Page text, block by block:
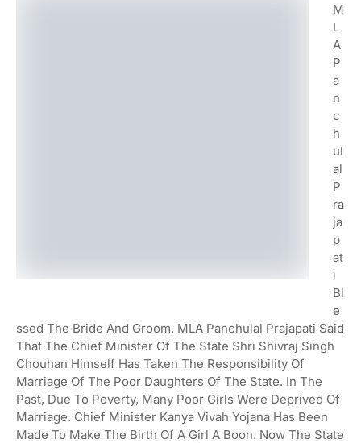
M
L
A
P
A
N
C
H
Ul
Al
P
Ra
Ja
P
At
I
Bl
E
Ssed The Bride And Groom. MLA Panchulal Prajapati Said
That The Chief Minister Of The State Shri Shivraj Singh
Chouhan Himself Has Taken The Responsibility Of
Marriage Of The Poor Daughters Of The State. In The
Past, Due To Poverty, Many Poor Girls Were Deprived Of
Marriage. Chief Minister Kanya Vivah Yojana Has Been
Made To Make The Birth Of A Girl A Boon. Now The State